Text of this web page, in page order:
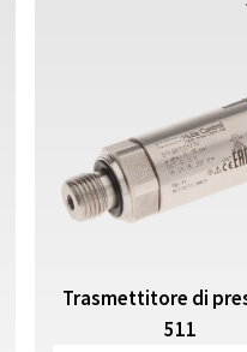
Trasmettitore di
511